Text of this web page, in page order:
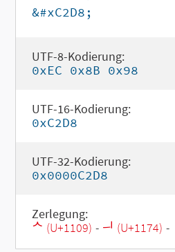
&#xC2D8;
UTF-8-Kodierung:
0xEC 0x8B 0x98
UTF-16-Kodierung:
0xC2D8
UTF-32-Kodierung:
0x0000C2D8
Zerlegung:
ᄉ (U+1109) - ᅴ (U+1174) -